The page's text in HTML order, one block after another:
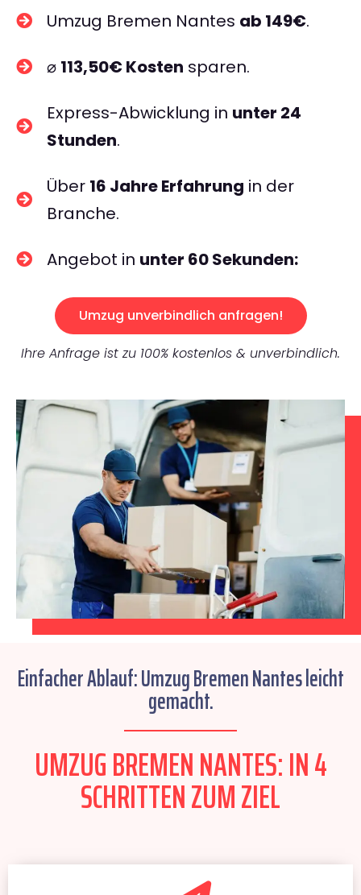
Umzug Bremen Nantes ab 149€.
⌀ 113,50€ Kosten sparen.
Express-Abwicklung in unter 24
Stunden.
Über 16 Jahre Erfahrung in der
Branche.
Angebot in unter 60 Sekunden:
Umzug unverbindlich anfragen!
Ihre Anfrage ist zu 100% kostenlos & unverbindlich.
Einfacher Ablauf: Umzug Bremen Nantes leicht
gemacht.
UMZUG BREMEN NANTES: IN 4
SCHRITTEN ZUM ZIEL